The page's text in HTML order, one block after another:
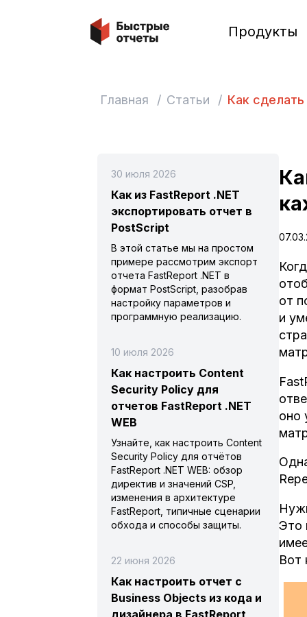
Быстрые отчеты Продукты
Главная / Статьи / Как
от
и
оно
Это
Вот
30 июля 2026
Как из FastReport .NET
экспортировать отчет в
PostScript
В этой статье мы на простом
примере рассмотрим экспорт
отчета FastReport .NET в
формат PostScript, разобрав
настройку параметров и
программную реализацию.
10 июля 2026
Как настроить Content
Security Policy для
отчетов FastReport .NET
WEB
Узнайте, как настроить Content
Security Policy для отчётов
FastReport .NET WEB: обзор
директив и значений CSP,
изменения в архитектуре
FastReport, типичные сценарии
обхода и способы защиты.
22 июня 2026
Как настроить отчет с
Business Objects из кода и
дизайнера в FastReport